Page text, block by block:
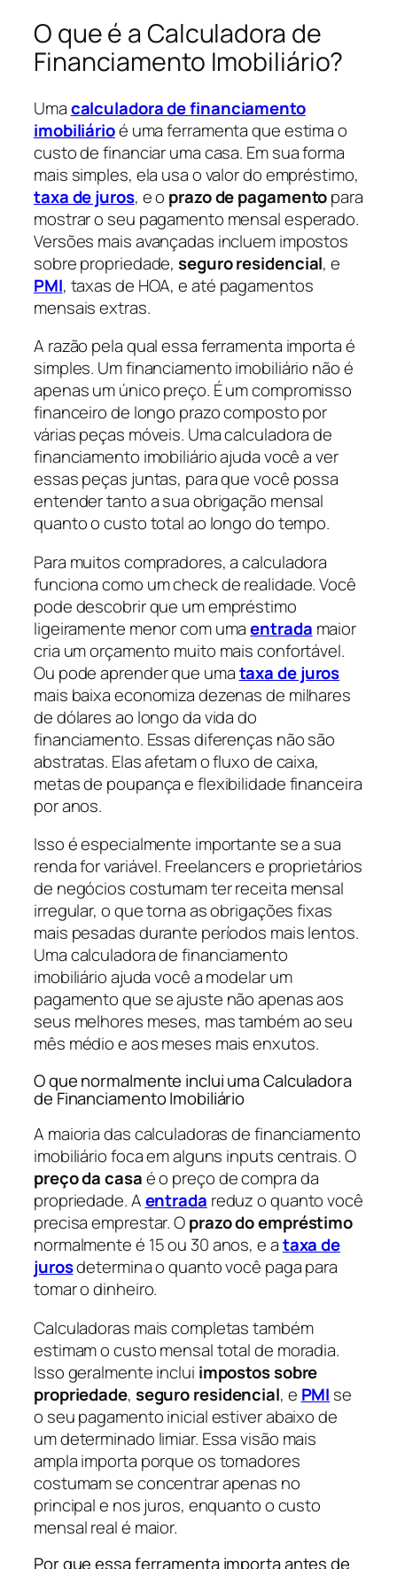
O que é a Calculadora de
Financiamento Imobiliário?
Umacalculadora de financiamento
imobiliárioé uma ferramenta que estima o
custo de financiar uma casa. Em sua forma
mais simples, ela usa o valor do empréstimo,
taxa de juros, e o prazo de pagamentopara
mostrar o seu pagamento mensal esperado.
Versões mais avançadas incluem impostos
sobre propriedade,seguro residencial, e
PMI, taxas de HOA, e até pagamentos
mensais extras.
A razão pela qual essa ferramenta importa é
simples. Um financiamento imobiliário não é
apenas um único preço. É um compromisso
financeiro de longo prazo composto por
várias peças móveis. Uma calculadora de
financiamento imobiliário ajuda você a ver
essas peças juntas, para que você possa
entender tanto a sua obrigação mensal
quanto o custo total ao longo do tempo.
Para muitos compradores, a calculadora
funciona como um check de realidade. Você
pode descobrir que um empréstimo
ligeiramente menor com umaentrada maior
cria um orçamento muito mais confortável.
Ou pode aprender que umataxa de juros
mais baixa economiza dezenas de milhares
de dólares ao longo da vida do
financiamento. Essas diferenças não são
abstratas. Elas afetam o fluxo de caixa,
metas de poupança e flexibilidade financeira
por anos.
Isso é especialmente importante se a sua
renda for variável. Freelancers e proprietários
de negócios costumam ter receita mensal
irregular, o que torna as obrigações fixas
mais pesadas durante períodos mais lentos.
Uma calculadora de financiamento
imobiliário ajuda você a modelar um
pagamento que se ajuste não apenas aos
seus melhores meses, mas também ao seu
mês médio e aos meses mais enxutos.
O que normalmente inclui uma Calculadora
de Financiamento Imobiliário
A maioria das calculadoras de financiamento
imobiliário foca em alguns inputs centrais. O
preço da casaé o preço de compra da
propriedade. Aentrada reduz o quanto você
precisa emprestar. Oprazo do empréstimo
normalmente é 15 ou 30 anos, e ataxa de
jurosdetermina o quanto você paga para
tomar o dinheiro.
Calculadoras mais completas também
estimam o custo mensal total de moradia.
Isso geralmente inclui impostos sobre
propriedade, seguro residencial, e PMI se
o seu pagamento inicial estiver abaixo de
um determinado limiar. Essa visão mais
ampla importa porque os tomadores
costumam se concentrar apenas no
principal e nos juros, enquanto o custo
mensal real é maior.
Por que essa ferramenta importa antes de